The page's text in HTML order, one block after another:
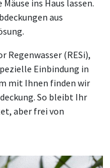
ins Haus lassen.
aus
Regenwasser (RESi),
Einbindung in
mit Ihnen finden wir
So bleibt Ihr
aber frei von